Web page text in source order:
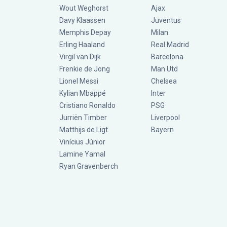
Wout Weghorst
Davy Klaassen
Memphis Depay
Erling Haaland
Virgil van Dijk
Frenkie de Jong
Lionel Messi
Kylian Mbappé
Cristiano Ronaldo
Jurriën Timber
Matthijs de Ligt
Vinícius Júnior
Lamine Yamal
Ryan Gravenberch
Ajax
Juventus
Milan
Real Madrid
Barcelona
Man Utd
Chelsea
Inter
PSG
Liverpool
Bayern